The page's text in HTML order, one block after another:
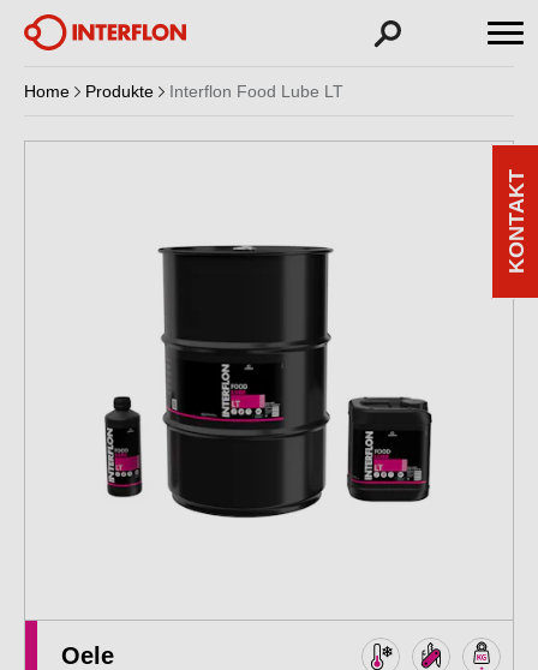
Home Produkte Interflon Food Lube LT
Oele
KONTAKT